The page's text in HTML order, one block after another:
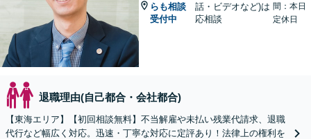
らも相談
受付中
話・ビデオなど)は
応相談
間：本日
定休日
退職理由(自己都合・会社都合)
【東海エリア】【初回相談無料】不当解雇や未払い残業代請求、退職
代行など幅広く対応。迅速・丁寧な対応に定評あり！法律上の権利を